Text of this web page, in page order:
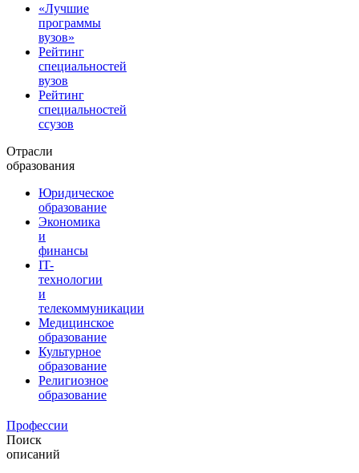
«Лучшие
программы
вузов»
Рейтинг
специальностей
вузов
Рейтинг
специальностей
ссузов
Отрасли
образования
Юридическое
образование
Экономика
и
финансы
IT-
технологии
и
телекоммуникации
Медицинское
образование
Культурное
образование
Религиозное
образование
Профессии
Поиск
описаний